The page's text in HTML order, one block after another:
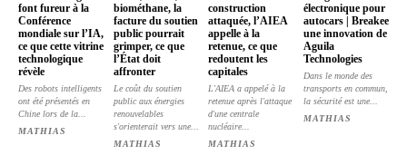
font fureur à la
Conférence
mondiale sur l’IA,
ce que cette vitrine
technologique
révèle
Des robots intelligents
ont été présentés en
Chine lors de la...
MATHIAS
biométhane, la
facture du soutien
public pourrait
grimper, ce que
l’État doit
affronter
Le coût du soutien
public aux énergies
renouvelables
s'orienterait vers une...
MATHIAS
construction
attaquée, l’AIEA
appelle à la
retenue, ce que
redoutent les
capitales
L'AIEA a appelé à la
retenue après l'attaque
d'une centrale
nucléaire...
MATHIAS
électronique pour
autocars | Breakee
une innovation de
Aguila
Technologies
Dans le monde des
transports en commun,
la sécurité est une...
MATHIAS